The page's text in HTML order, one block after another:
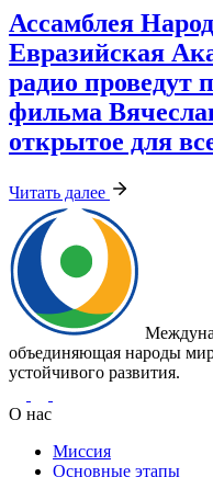
Ассамблея
Евразийская
радио проведут
фильма
открытое для
Читать далее
объединяющая народы
устойчивого развития.
О нас
Миссия
Основные этапы